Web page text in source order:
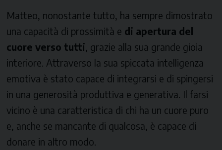
Matteo, nonostante tutto, ha sempre dimostrato
una capacità di prossimità e di apertura del
cuore verso tutti, grazie alla sua grande gioia
interiore. Attraverso la sua spiccata intelligenza
emotiva è stato capace di integrarsi e di spingersi
in una generosità produttiva e generativa. Il farsi
vicino è una caratteristica di chi ha un cuore puro
e, anche se mancante di qualcosa, è capace di
donare in altro modo.